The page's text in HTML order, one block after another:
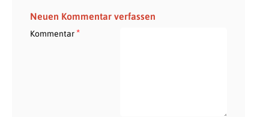
Neuen Kommentar verfassen
Kommentar*